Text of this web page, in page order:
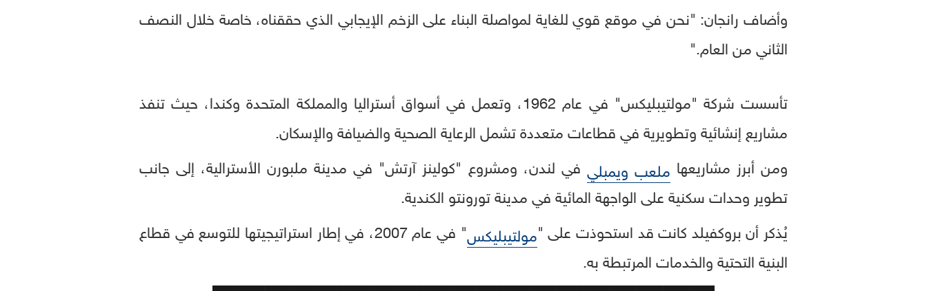
وأضاف رانجان: "نحن في موقع قوي للغاية لمواصلة البناء على الزخم الإيجابي الذي حققناه، خاصة خلال النصف
الثاني من العام."
تأسست شركة "مولتيبليكس" في عام 1962، وتعمل في أسواق أستراليا والمملكة المتحدة وكندا، حيث تنفذ
مشاريع إنشائية وتطويرية في قطاعات متعددة تشمل الرعاية الصحية والضيافة والإسكان.
ومن أبرز مشاريعها ملعب ويمبلي في لندن، ومشروع "كولينز آرتش" في مدينة ملبورن الأسترالية، إلى جانب
تطوير وحدات سكنية على الواجهة المائية في مدينة تورونتو الكندية.
يُذكر أن بروكفيلد كانت قد استحوذت على "مولتيبليكس
" في عام 2007، في إطار استراتيجيتها للتوسع في قطاع
البنية التحتية والخدمات المرتبطة به.